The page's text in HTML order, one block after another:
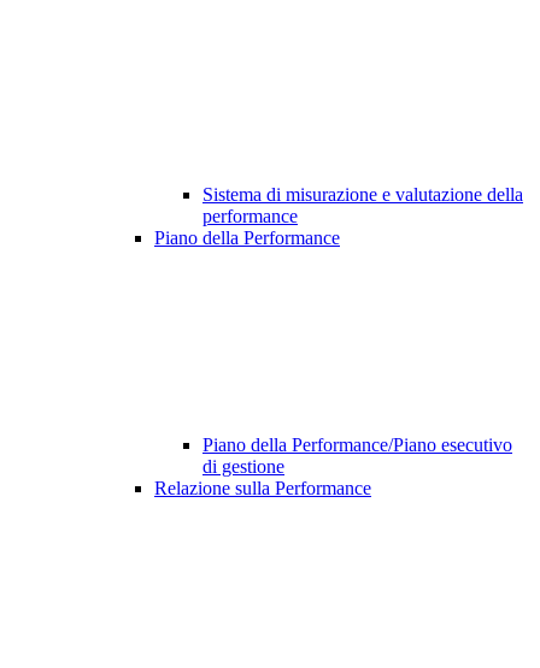
Sistema di misurazione e valutazione della
performance
Piano della Performance
Piano della Performance/Piano esecutivo
di gestione
Relazione sulla Performance